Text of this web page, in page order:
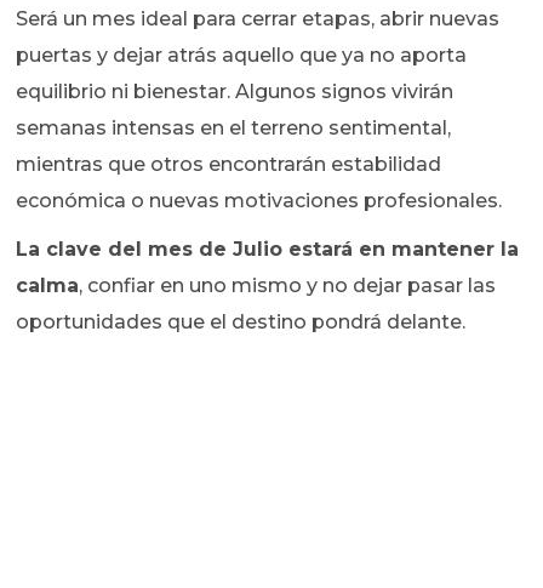
Será un mes ideal para cerrar etapas, abrir nuevas
puertas y dejar atrás aquello que ya no aporta
equilibrio ni bienestar. Algunos signos vivirán
semanas intensas en el terreno sentimental,
mientras que otros encontrarán estabilidad
económica o nuevas motivaciones profesionales.
La clave del mes de Julio estará en mantener la
calma, confiar en uno mismo y no dejar pasar las
oportunidades que el destino pondrá delante.